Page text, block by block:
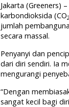
Jakarta (Greeners)
karbondioksida (CO2
jumlah
secara massal.
Penyanyi dan
dari diri sendiri. Ia
mengurangi
“Dengan
sangat kecil bagi